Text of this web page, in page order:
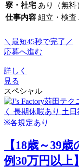
寮・社宅 あり（無料
仕事内容 組立・検査
＼最短45秒で完了／
応募へ進む
詳しく
見る
スペシャル
【18歳～39
例30万円以上